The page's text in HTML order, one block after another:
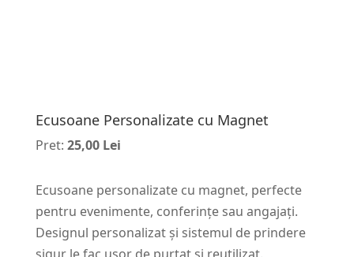
Ecusoane Personalizate cu Magnet
Pret: 25,00 Lei
Ecusoane personalizate cu magnet, perfecte
pentru evenimente, conferințe sau angajați.
Designul personalizat și sistemul de prindere
sigur le fac ușor de purtat și reutilizat.